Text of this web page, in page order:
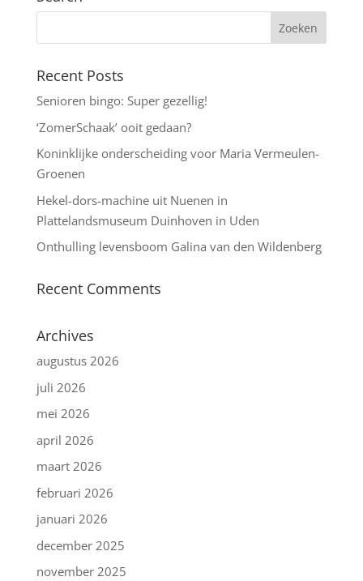
Recent Posts
Senioren bingo: Super gezellig!
‘ZomerSchaak’ ooit gedaan?
Koninklijke onderscheiding voor Maria Vermeulen-
Groenen
Hekel-dors-machine uit Nuenen in
Plattelandsmuseum Duinhoven in Uden
Onthulling levensboom Galina van den Wildenberg
Recent Comments
Archives
augustus 2026
juli 2026
mei 2026
april 2026
maart 2026
februari 2026
januari 2026
december 2025
november 2025